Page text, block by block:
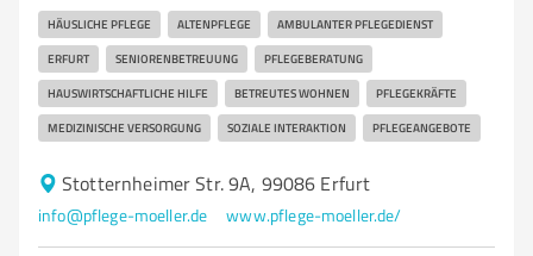
HÄUSLICHE PFLEGE ALTENPFLEGE AMBULANTER PFLEGEDIENST
ERFURT SENIORENBETREUUNG PFLEGEBERATUNG
HAUSWIRTSCHAFTLICHE HILFE BETREUTES WOHNEN PFLEGEKRÄFTE
MEDIZINISCHE VERSORGUNG SOZIALE INTERAKTION PFLEGEANGEBOTE
Stotternheimer Str. 9A, 99086 Erfurt
info@pflege-moeller.de www.pflege-moeller.de/